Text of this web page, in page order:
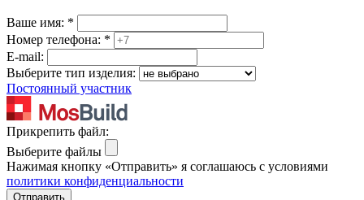
Ваше имя: *
Номер телефона: *
E-mail:
Выберите тип изделия:
Постоянный участник
Прикрепить файл:
Выберите файлы
Нажимая кнопку «Отправить» я соглашаюсь с условиями
политики конфиденциальности
Отправить